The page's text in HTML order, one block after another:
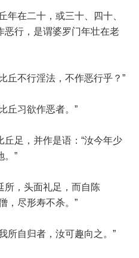
年在二十，或三十、四十、
恶行，是谓婆罗门年壮在老
丘不行淫法，不作恶行乎？”
丘习欲作恶者。”
足，并作是语：“汝今年少
。”
所，头面礼足，而自陈
，尽形寿不杀。”
所自归者，汝可趣向之。”